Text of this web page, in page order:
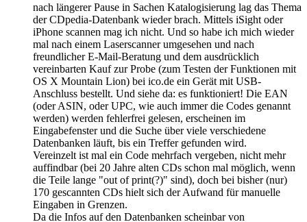
nach längerer Pause in Sachen Katalogisierung lag das Thema
der CDpedia-Datenbank wieder brach. Mittels iSight oder
iPhone scannen mag ich nicht. Und so habe ich mich wieder
mal nach einem Laserscanner umgesehen und nach
freundlicher E-Mail-Beratung und dem ausdrücklich
vereinbarten Kauf zur Probe (zum Testen der Funktionen mit
OS X Mountain Lion) bei ico.de ein Gerät mit USB-
Anschluss bestellt. Und siehe da: es funktioniert! Die EAN
(oder ASIN, oder UPC, wie auch immer die Codes genannt
werden) werden fehlerfrei gelesen, erscheinen im
Eingabefenster und die Suche über viele verschiedene
Datenbanken läuft, bis ein Treffer gefunden wird.
Vereinzelt ist mal ein Code mehrfach vergeben, nicht mehr
auffindbar (bei 20 Jahre alten CDs schon mal möglich, wenn
die Teile lange "out of print(?)" sind), doch bei bisher (nur)
170 gescannten CDs hielt sich der Aufwand für manuelle
Eingaben in Grenzen.
Da die Infos auf den Datenbanken scheinbar von